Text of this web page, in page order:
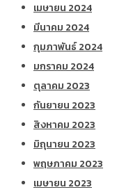
เมษายน 2024
มีนาคม 2024
กุมภาพันธ์ 2024
มกราคม 2024
ตุลาคม 2023
กันยายน 2023
สิงหาคม 2023
มิถุนายน 2023
พฤษภาคม 2023
เมษายน 2023